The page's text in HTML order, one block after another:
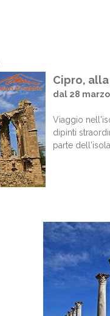
Cipro,
dal 28
Viaggio
dipinti
parte